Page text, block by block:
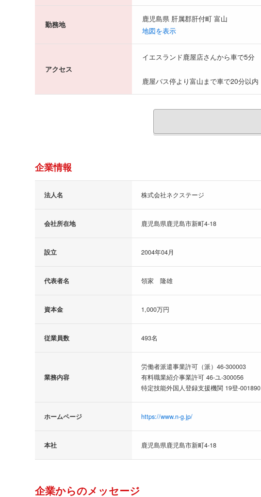
勤務地
鹿児島県 肝属郡肝付町 富山
地図を表示
アクセス
イエスランド鹿屋店さんから車で5分
鹿屋バス停より富山まで車で20分以内
企業情報
法人名 株式会社ネクステージ
会社所在地 鹿児島県鹿児島市新町4-18
設立 2004年04月
代表者名 領家 隆雄
資本金 1,000万円
従業員数 493名
業務内容
労働者派遣事業許可（派）46-300003
有料職業紹介事業許可 46-ユ-300056
特定技能外国人登録支援機関 19登-001890
ホームページ https://www.n-g.jp/
本社 鹿児島県鹿児島市新町4-18
企業からのメッセージ